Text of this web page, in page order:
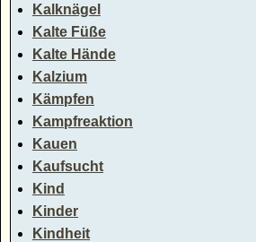
Kalknägel
Kalte Füße
Kalte Hände
Kalzium
Kämpfen
Kampfreaktion
Kauen
Kaufsucht
Kind
Kinder
Kindheit